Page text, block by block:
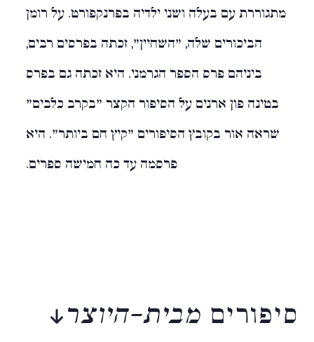
מתגוררת עם בעלה ושני ילדיה בפרנקפורט. על רומן
הביכורים שלה, "השחיין", זכתה בפרסים רבים,
ביניהם פרס הספר הגרמני. היא זכתה גם בפרס
בטינה פון ארנים על הסיפור הקצר "בקרב כלבים"
שראה אור בקובץ הסיפורים "קיץ חם ביותר". היא
פרסמה עד כה חמישה ספרים.
סיפורים מבית-היוצר